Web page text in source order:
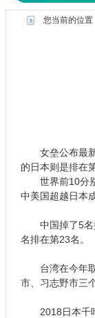
您当前的位
女垒公布最新
的日本则是排在
世界前10分别
中美国超越日本
中国掉了5名排
名排在第23名。
台湾在今年取
市、习志野市三
2018日本千叶